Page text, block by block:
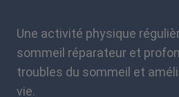
Une activité physique
sommeil réparateur et
troubles du sommeil et
vie.